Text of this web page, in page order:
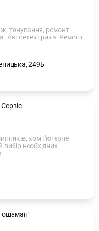
тонування, ремонт
Автоелектрика. Ремонт
249Б
комп'ютерне
необхідних